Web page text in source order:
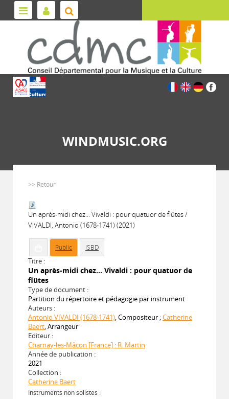
WINDMUSIC.ORG
>> Retour
Un après-midi chez... Vivaldi : pour quatuor de flûtes /
VIVALDI, Antonio (1678-1741) (2021)
Public ISBD
Titre :
Un après-midi chez... Vivaldi : pour quatuor de
flûtes
Type de document :
Partition du répertoire et pédagogie par instrument
Auteurs :
Antonio VIVALDI (1678-1741), Compositeur ;Catherine
Baert, Arrangeur
Editeur :
Charnay-les-Mâcon [France] : R. Martin
Année de publication :
2021
Collection :
Catherine Baert
Instruments non solistes :